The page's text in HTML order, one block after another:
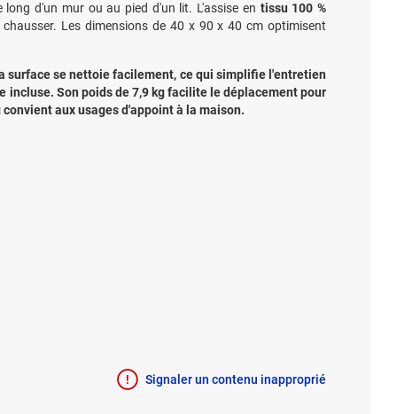
d'un mur ou au pied d'un lit. L'assise en tissu 100 %
Les dimensions de 40 x 90 x 40 cm optimisent
surface se nettoie facilement, ce qui simplifie l'entretien
incluse. Son poids de 7,9 kg facilite le déplacement pour
convient aux usages d'appoint à la maison.
Signaler un contenu inapproprié